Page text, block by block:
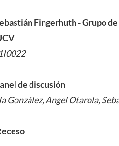
Fingerhuth - Grupo
de discusión
González, Angel Otarola,